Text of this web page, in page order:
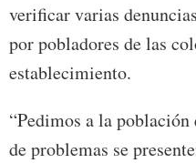
verificar varias
por pobladores de las
establecimiento.
“Pedimos a la
de problemas se